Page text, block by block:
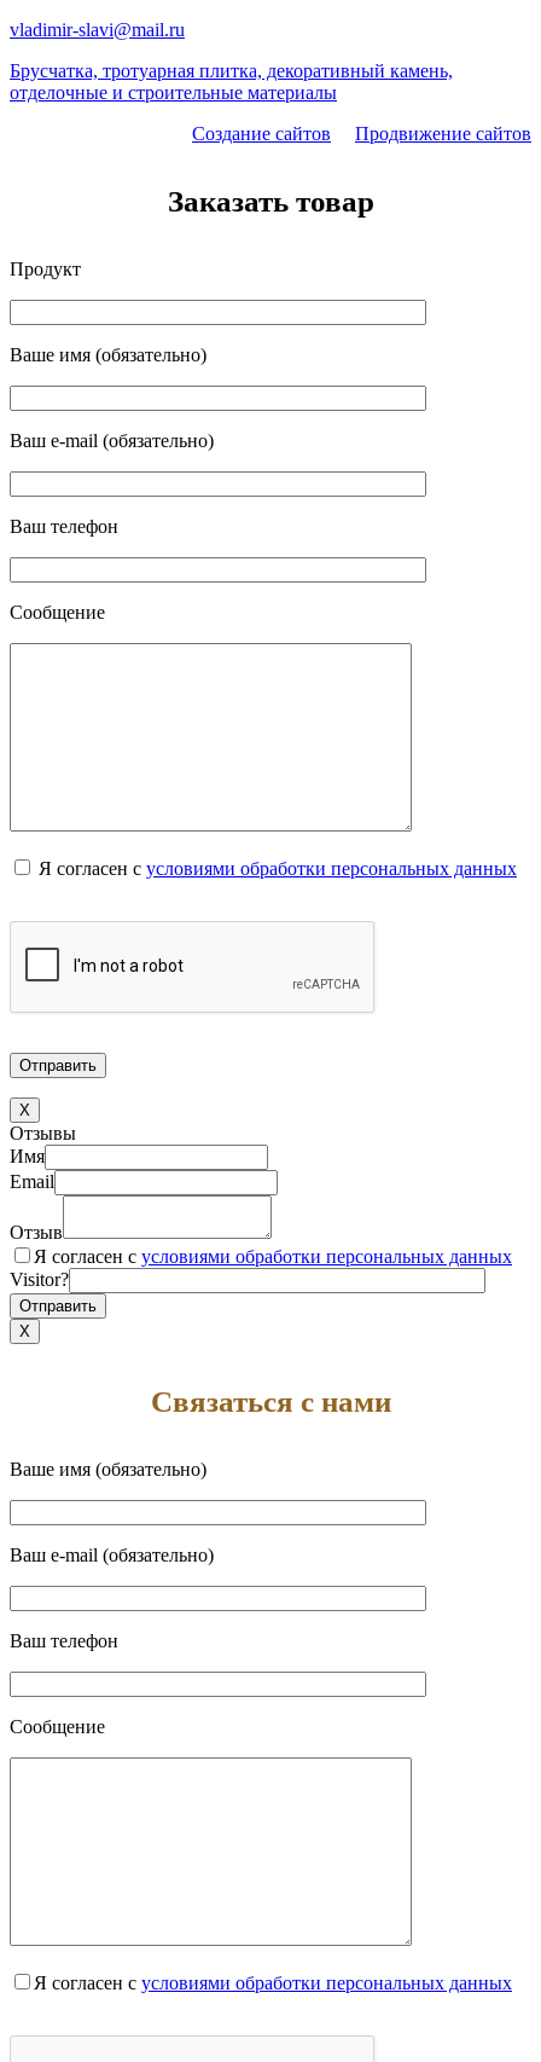
vladimir-slavi@mail.ru
Брусчатка, тротуарная плитка, декоративный камень,
отделочные и строительные материалы
Создание сайтов
Продвижение сайтов
Заказать товар
Продукт
Ваше имя (обязательно)
Ваш e-mail (обязательно)
Ваш телефон
Сообщение
Я согласен с условиями обработки персональных данных
X
Отзывы
Имя
Email
Отзыв
Я согласен с условиями обработки персональных данных
Visitor?
X
Связаться с нами
Ваше имя (обязательно)
Ваш e-mail (обязательно)
Ваш телефон
Сообщение
Я согласен с условиями обработки персональных данных